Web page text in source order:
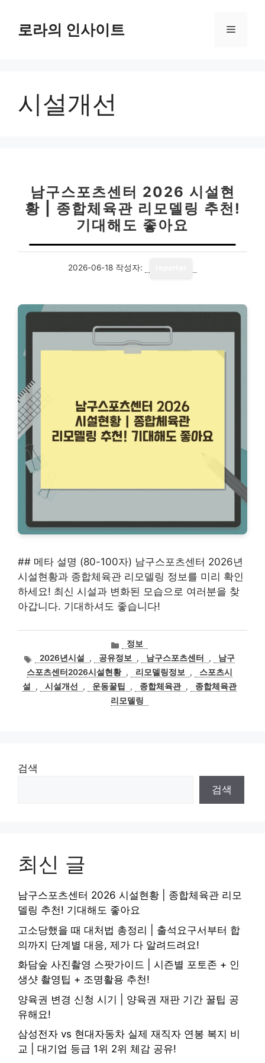
로라의 인사이트 메
시설개선
남구스포츠센터 2026 시설현
황 | 종합체육관 리모델링 추천!
기대해도 좋아요
2026-06-18 작성자:
## 메타 설명 (80-100자) 남구스포츠센터 2026년
시설현황과 종합체육관 리모델링 정보를 미리 확인
하세요! 최신 시설과 변화된 모습으로 여러분을 찾
아갑니다. 기대하셔도 좋습니다!
카
테
고
리
정보
태
그
2026년시설 , 공유정보 , 남구스포츠센터 ,
남구
스포츠센터2026시설현황 , 리모델링정보 ,
스포츠시
설
, 시설개선 , 운동꿀팁 , 종합체육관 ,
종합체육관
리모델링
검색
검색
최신 글
남구스포츠센터 2026 시설현황 | 종합체육관 리모
델링 추천! 기대해도 좋아요
고소당했을 때 대처법 총정리 | 출석요구서부터 합
의까지 단계별 대응, 제가 다 알려드려요!
화담숲 사진촬영 스팟가이드 | 시즌별 포토존 + 인
생샷 촬영팁 + 조명활용 추천!
양육권 변경 신청 시기 | 양육권 재판 기간 꿀팁 공
유해요!
삼성전자 vs 현대자동차 실제 재직자 연봉 복지 비
교 | 대기업 등급 1위 2위 체감 공유!